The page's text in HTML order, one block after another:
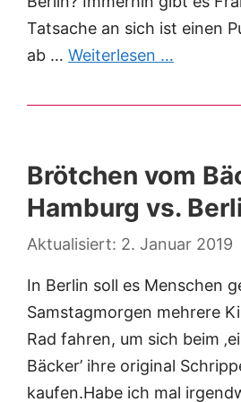
Tatsache an sich ist einen
ab … Weiterlesen …
Brötchen vom
Hamburg vs.
2. Januar 2019
In Berlin soll es Menschen
Samstagmorgen mehrere
Rad fahren, um sich beim
Bäcker’ ihre original
kaufen.Habe ich mal